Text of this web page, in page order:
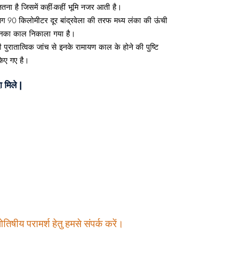
है जिसमें कहीं-कहीं भूमि नजर आती है।
90 किलोमीटर दूर बांद्रवेला की तरफ मध्य लंका की ऊंची
काल निकाला गया है।
जांच से इनके रामायण काल के होने की पुष्टि
गए है।
मिले |
परामर्श हेतु हमसे संपर्क करें।